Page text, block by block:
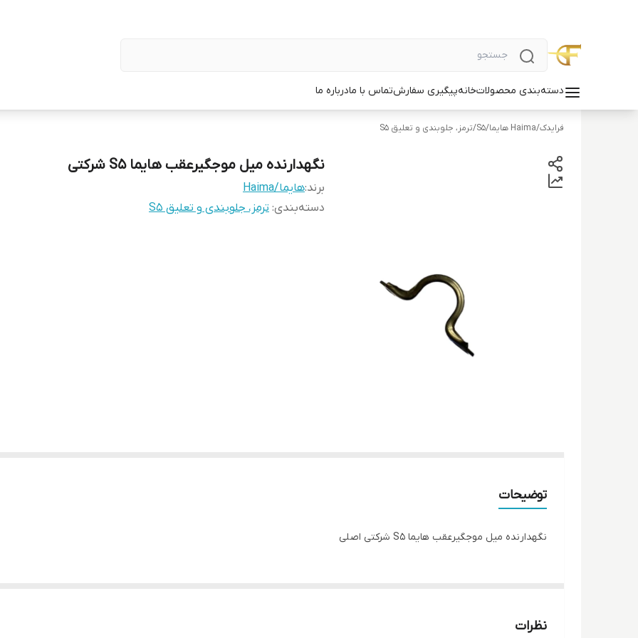
دسته‌بندی محصولاتخانهپیگیری سفارشتماس با مادرباره ما
فرایدک/Haima هایما /
S5
/ترمز، جلوبندی و تعلیق S5
نگهدارنده میل موجگیرعقب هایما S5 شرکتی
برند:هایما/Haima
دسته‌بندی: ترمز، جلوبندی و تعلیق S5
توضیحات
نگهدارنده میل موجگیرعقب هایما S5 شرکتی اصلی
نظرات